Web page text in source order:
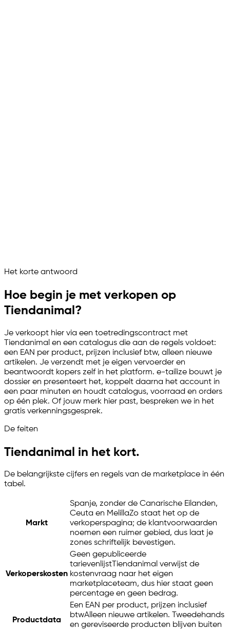
ChannelizeAnalyzeAdvertize
Het korte antwoord
Hoe begin je met verkopen op
Tiendanimal?
Je verkoopt hier via een toetredingscontract met
Tiendanimal en een catalogus die aan de regels voldoet:
een EAN per product, prijzen inclusief btw, alleen nieuwe
artikelen. Je verzendt met je eigen vervoerder en
beantwoordt kopers zelf in het platform. e-tailize bouwt je
dossier en presenteert het, koppelt daarna het account in
een paar minuten en houdt catalogus, voorraad en orders
op één plek. Of jouw merk hier past, bespreken we in het
gratis verkenningsgesprek.
De feiten
Tiendanimal in het kort.
De belangrijkste cijfers en regels van de marketplace in één
tabel.
Markt
Spanje, zonder de Canarische Eilanden,
Ceuta en MelillaZo staat het op de
verkoperspagina; de klantvoorwaarden
noemen een ruimer gebied, dus laat je
zones schriftelijk bevestigen.
Verkoperskosten
Geen gepubliceerde
tarievenlijstTiendanimal verwijst de
kostenvraag naar het eigen
marketplaceteam, dus hier staat geen
percentage en geen bedrag.
Productdata
Een EAN per product, prijzen inclusief
btwAlleen nieuwe artikelen. Tweedehands
en gereviseerde producten blijven buiten